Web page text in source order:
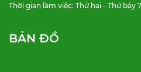
Thời gian làm việc: Thứ hai - Thứ bảy
BẢN ĐỒ